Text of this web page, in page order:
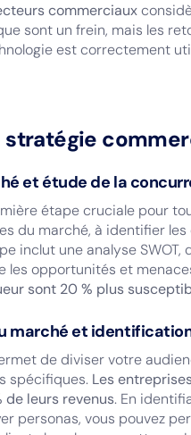
commerciaux
sont un frein, mais les
est correctement
et étude de la
étape cruciale pour
du marché, à identifier
inclut une analyse
les opportunités et
sont 20 % plus
marché et
de diviser votre
spécifiques. Les
de leurs revenus. En
personas, vous pouvez